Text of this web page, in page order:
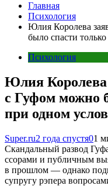
Главная
Психология
Юлия Королева
было спасти
Психология
Юлия Королева
с Гуфом можно
при одном
Super.ru2 года спустя01
Скандальный развод
ссорами и публичным
в прошлом — однако
супругу рэпера